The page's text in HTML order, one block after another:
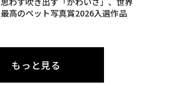
最高のペット写真賞2026入選作品
もっと見る